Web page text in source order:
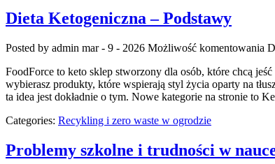
Dieta Ketogeniczna – Podstawy
Posted by admin mar - 9 - 2026 Możliwość komentowania
FoodForce to keto sklep stworzony dla osób, które chcą
wybierasz produkty, które wspierają styl życia oparty na
ta idea jest dokładnie o tym. Nowe kategorie na stronie to
Categories: Recykling i zero waste w ogrodzie
Problemy szkolne i trudności w